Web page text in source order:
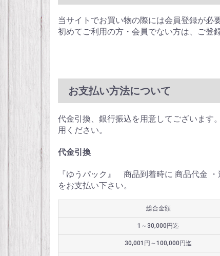
当サイトでお買い物の際には会員登録が必
初めてご利用の方・会員でない方は、ご登
お支払い方法について
代金引換、銀行振込を用意してございます
用ください。
代金引換
『ゆうパック』 商品到着時に 商品代金 ・
をお支払い下さい。
総合金額
1～30,000円迄
30,001円～100,000円迄